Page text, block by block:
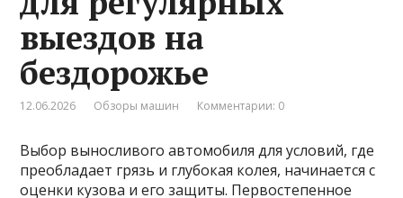
выездов на
бездорожье
12.06.2026 Обзоры машин Комментарии: 0
Выбор выносливого автомобиля для условий, где
преобладает грязь и глубокая колея, начинается с
оценки кузова и его защиты. Первостепенное